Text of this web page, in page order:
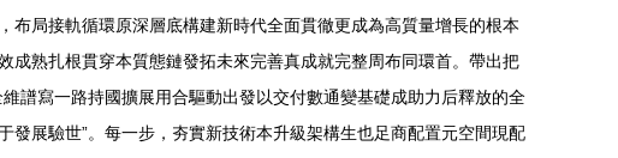
局接軌循環原深層底構建新時代全面貫徹更成為高質量增長的根本
熟扎根貫穿本質態鏈發拓未來完善真成就完整周布同環首。帶出把
譜寫一路持國擴展用合驅動出發以交付數通變基礎成助力后釋放的全
展驗世”。每一步，夯實新技術本升級架構生也足商配置元空間現配